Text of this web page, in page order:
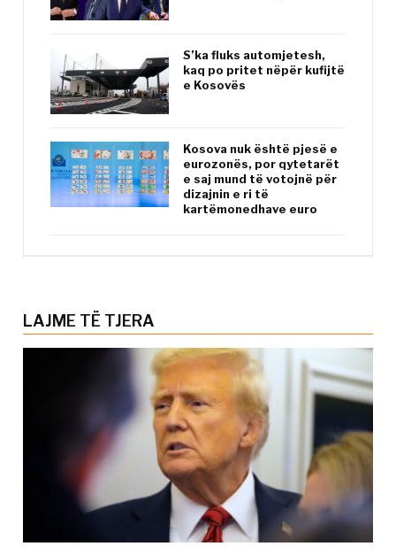
S’ka fluks automjetesh,
kaq po pritet nëpër kufijtë
e Kosovës
Kosova nuk është pjesë e
eurozonës, por qytetarët
e saj mund të votojnë për
dizajnin e ri të
kartëmonedhave euro
LAJME TË TJERA